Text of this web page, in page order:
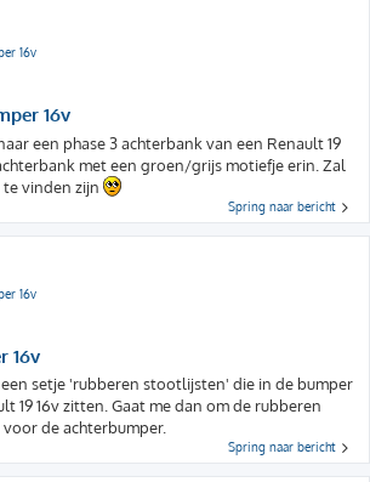
16v
16v
een phase 3 achterbank van een Renault 19
met een groen/grijs motiefje erin. Zal
vinden zijn
Spring naar bericht
16v
16v
setje 'rubberen stootlijsten' die in de bumper
19 16v zitten. Gaat me dan om de rubberen
de achterbumper.
Spring naar bericht